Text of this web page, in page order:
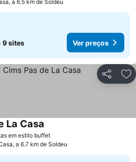
a 6.5 km de Soldeu
9 sites Ver preços
Partilhar
em estilo buffetVer preços
La Casa
a 6.7 km de Soldeu